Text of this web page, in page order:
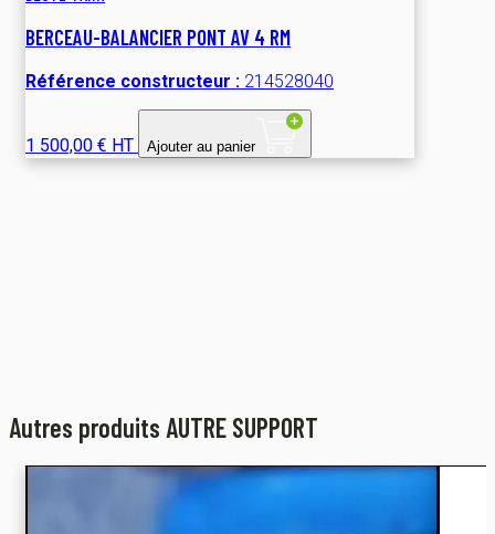
BERCEAU-BALANCIER PONT AV 4 RM
Référence constructeur : 214528040
1 500,00 € HT Ajouter au panier
Autres produits AUTRE SUPPORT